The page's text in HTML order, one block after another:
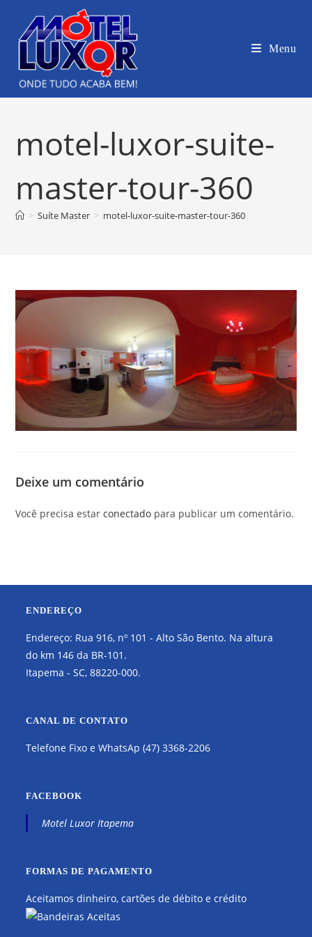
conteúdo
Menu
motel-luxor-suite-
master-tour-360
> Suíte Master > motel-luxor-suite-master-tour-360
Deixe um comentário
Você precisa estarconectado para publicar um comentário.
ENDEREÇO
Endereço: Rua 916, nº 101 - Alto São Bento. Na altura
do km 146 da BR-101.
Itapema - SC, 88220-000.
CANAL DE CONTATO
Telefone Fixo e WhatsAp(47) 3368-2206
FACEBOOK
Motel Luxor Itapema
FORMAS DE PAGAMENTO
Aceitamos dinheiro, cartões de débito e crédito